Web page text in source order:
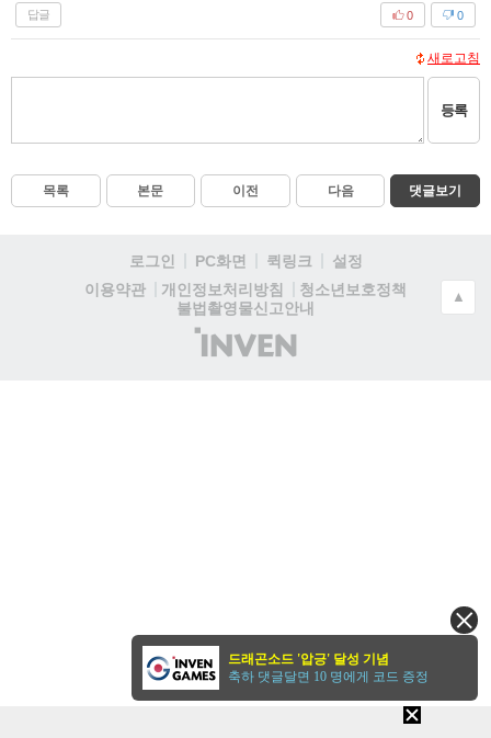
답글 0
0
새로고침
등록
목록 본문 이전 다음 댓글보기
로그인 PC화면 퀵링크
설정
이용약관
개인정보처리방침
청소년보호정책
불법촬영물신고안내
(주)
인
▲
드래곤소드 '압긍' 달성 기념
축하 댓글달면 10 명에게 코드 증정